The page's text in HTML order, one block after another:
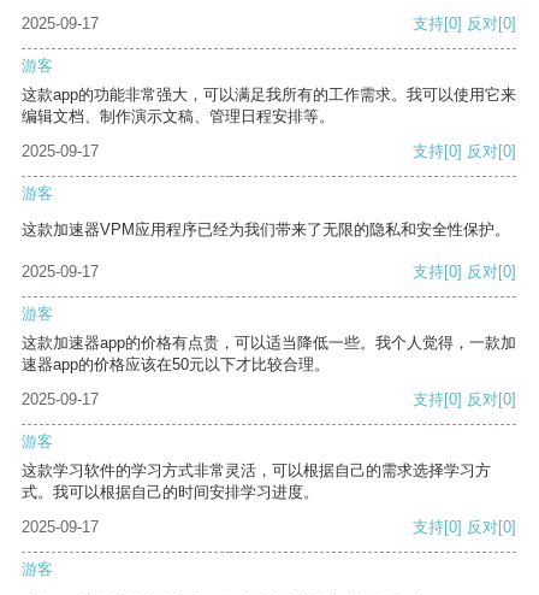
2025-09-17 支持[0] 反对[0]
游客
这款app的功能非常强大，可以满足我所有的工作需求。我可以使用它来
编辑文档、制作演示文稿、管理日程安排等。
2025-09-17
支持[0] 反对[0]
游客
这款加速器VPM应用程序已经为我们带来了无限的隐私和安全性保护。
2025-09-17 支持[0] 反对[0]
游客
这款加速器app的价格有点贵，可以适当降低一些。我个人觉得，一款加
速器app的价格应该在50元以下才比较合理。
2025-09-17
支持[0] 反对[0]
游客
这款学习软件的学习方式非常灵活，可以根据自己的需求选择学习方
式。我可以根据自己的时间安排学习进度。
2025-09-17
支持[0] 反对[0]
游客